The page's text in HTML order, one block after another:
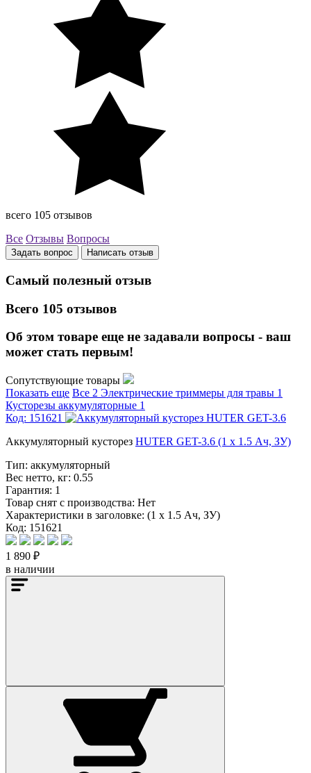
всего 105 отзывов
Все Отзывы Вопросы
Задать вопрос Написать отзыв
Самый полезный отзыв
Всего 105 отзывов
Об этом товаре еще не задавали вопросы - ваш
может стать первым!
Сопутствующие товары
Показать еще Все 2 Электрические триммеры для травы 1
Кусторезы аккумуляторные 1
Код: 151621
Аккумуляторный кусторез HUTER GET-3.6 (1 x 1.5 Ач, ЗУ)
Тип: аккумуляторный
Вес нетто, кг: 0.55
Гарантия: 1
Товар снят с производства: Нет
Характеристики в заголовке: (1 x 1.5 Ач, ЗУ)
Код: 151621
1 890 ₽
в наличии